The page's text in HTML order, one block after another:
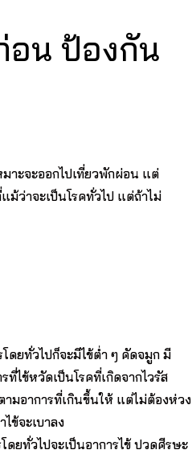
อน ป้องกัน
าะจะออกไปเที่ยวพักผ่อน แต่
ว่าจะเป็นโรคทั่วไป แต่ถ้าไม่
ดยทั่วไปก็จะมีไข้ต่ำ ๆ คัดจมูก มี
ไข้หวัดเป็นโรคที่เกิดจากไวรัส
มอาการที่เกินขึ้นให้ แต่ไม่ต้องห่วง
ข้จะเบาลง
ยทั่วไปจะเป็นอาการไข้ ปวดศีรษะ